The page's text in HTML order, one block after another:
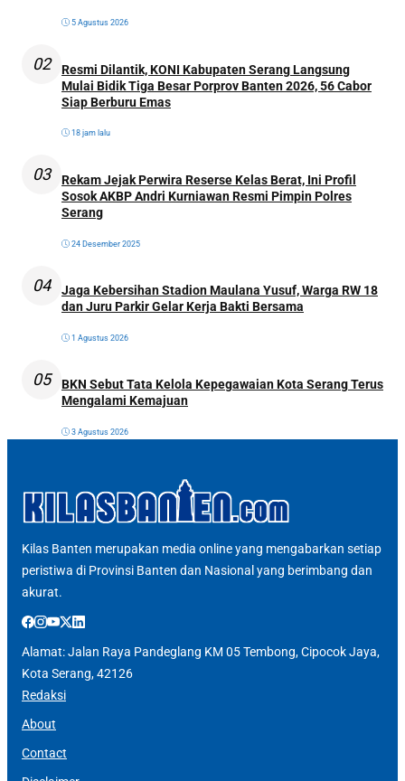
5 Agustus 2026
02
Resmi Dilantik, KONI Kabupaten Serang Langsung
Mulai Bidik Tiga Besar Porprov Banten 2026, 56 Cabor
Siap Berburu Emas
18 jam lalu
03
Rekam Jejak Perwira Reserse Kelas Berat, Ini Profil
Sosok AKBP Andri Kurniawan Resmi Pimpin Polres
Serang
24 Desember 2025
04
Jaga Kebersihan Stadion Maulana Yusuf, Warga RW 18
dan Juru Parkir Gelar Kerja Bakti Bersama
1 Agustus 2026
05
BKN Sebut Tata Kelola Kepegawaian Kota Serang Terus
Mengalami Kemajuan
3 Agustus 2026
Kilas Banten merupakan media online yang mengabarkan setiap
peristiwa di Provinsi Banten dan Nasional yang berimbang dan
akurat.
Alamat: Jalan Raya Pandeglang KM 05 Tembong, Cipocok Jaya,
Kota Serang, 42126
Redaksi
About
Contact